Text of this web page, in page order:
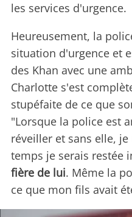
les services d'urgence.
Heureusement, la
situation d'urgence et
des Khan avec une
Charlotte s'est
stupéfaite de ce que
"Lorsque la police est
réveiller et sans elle,
temps je serais restée
fière de lui. Même la
ce que mon fils avait